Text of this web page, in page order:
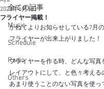
全ての記事
Music
Schedule
Radio
Others
フライヤー掲載！
2023年6月5日
かねてよりお知らせしている7月
フライヤーが出来上がりました！
フライヤーを作る時、どんな写真
レイアウトにして、と色々考える
あまり使うことのない写真を使っ